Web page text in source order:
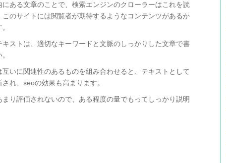
ある文章のことで、検索エンジンのクローラーはこれを読
このサイトには閲覧者が期待するようなコンテンツがあるか
キストは、適切なキーワードと文脈のしっかりした文章で書
互いに関連性のあるものを組み合わせると、テキストとして
れ、seoの効果も高まります。
り評価されないので、ある程度の量でもってしっかり説明